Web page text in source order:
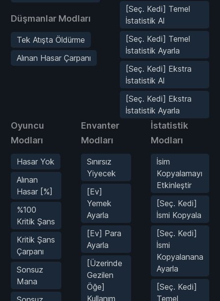
Düşmanlar Modları
Tek Atışta Öldürme
Alınan Hasar Çarpanı
[Seç. Kedi] Temel
İstatistik Al
[Seç. Kedi] Temel
İstatistik Ayarla
[Seç. Kedi] Ekstra
İstatistik Al
[Seç. Kedi] Ekstra
İstatistik Ayarla
Oyuncu
Modları
Hasar Yok
Alınan
Hasar [%]
%100
Kritik Şans
Kritik Şans
Çarpanı
Sonsuz
Mana
Envanter
Modları
Sınırsız
Yiyecek
[Ev]
Yemek
Ayarla
[Ev] Para
Ayarla
[Üzerinde
Gezilen
Öğe]
Kullanım
İstatistik
Modları
İsim
Kopyalamayı
Etkinleştir
[Seç. Kedi]
İsmi Kopyala
[Seç. Kedi]
İsmi
Kopyalanana
Ayarla
[Seç. Kedi]
Temel